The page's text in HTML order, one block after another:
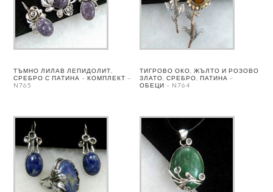
ТЪМНО ЛИЛАВ ЛЕПИДОЛИТ,
СРЕБРО С ПАТИНА – КОМПЛЕКТ –
N765
ТИГРОВО ОКО, ЖЪЛТО И РОЗОВО
ЗЛАТО, СРЕБРО, ПАТИНА –
ОБЕЦИ – N764